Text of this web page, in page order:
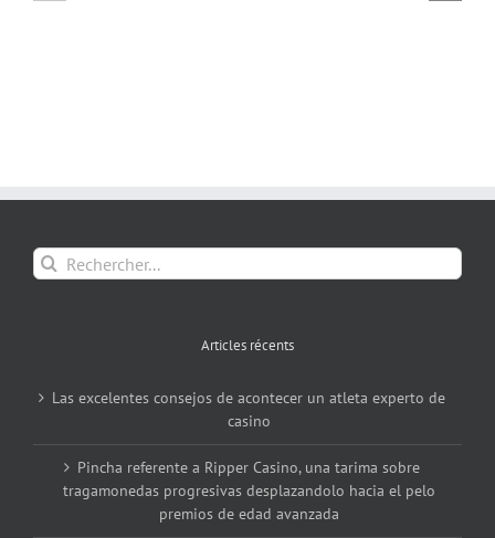
Rechercher:
Articles récents
Las excelentes consejos de acontecer un atleta experto de
casino
Pincha referente a Ripper Casino, una tarima sobre
tragamonedas progresivas desplazandolo hacia el pelo
premios de edad avanzada